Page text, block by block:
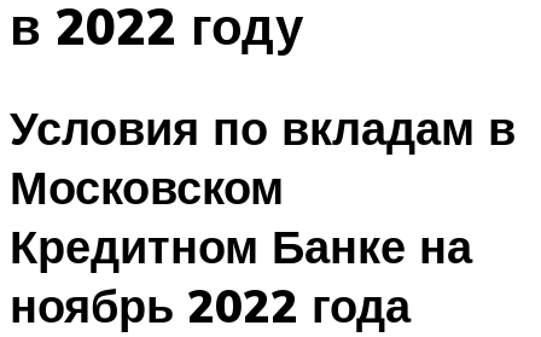
в 2022 году
Условия по вкладам в
Московском
Кредитном Банке на
ноябрь 2022 года